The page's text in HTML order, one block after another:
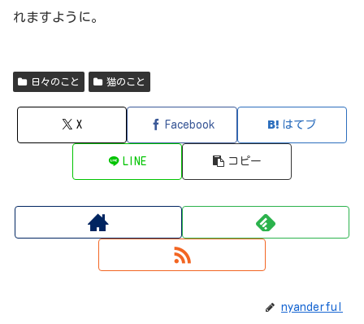
れますように。
日々のこと 猫のこと
X Facebook はてブ
LINE コピー
nyanderful